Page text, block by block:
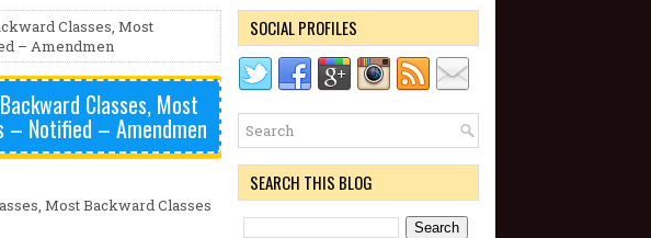
Classes, Most
– Amendmen
Classes, Most
– Notified – Amendmen
Most Backward Classes
SOCIAL PROFILES
SEARCH THIS BLOG